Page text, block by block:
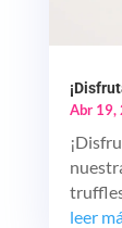
Abr 19,
truffles
leer